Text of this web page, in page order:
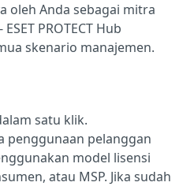
oleh Anda sebagai mitra
PROTECT Hub
skenario manajemen.
satu klik.
penggunaan pelanggan
model lisensi
atau MSP. Jika sudah